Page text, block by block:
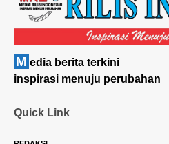
M edia berita terkini
inspirasi menuju perubahan
Quick Link